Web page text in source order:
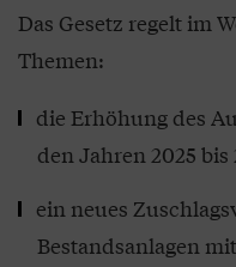
Das Gesetz regelt im
Themen:
die Erhöhung des
den Jahren 2025 bis
ein neues
Bestandsanlagen